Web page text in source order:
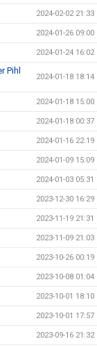
2024-02-02 21:33
2024-01-26 09:00
2024-01-24 16:02
Pihl
2024-01-18 18:14
2024-01-18 15:00
2024-01-18 00:37
2024-01-16 22:19
2024-01-09 15:09
2024-01-03 05:31
2023-12-30 16:29
2023-11-19 21:31
2023-11-09 21:03
2023-10-26 00:19
2023-10-08 01:04
2023-10-01 18:10
2023-10-01 17:57
2023-09-16 21:32